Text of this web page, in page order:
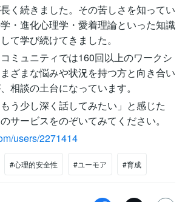
く続きました。その苦しさを知ってい
・進化心理学・愛着理論といった知識
て学び続けてきました。
ミュニティでは160回以上のワークシ
ざまな悩みや状況を持つ方と向き合い
相談の土台になっています。
う少し深く話してみたい」と感じた
サービスをのぞいてみてください。
users/2271414
#心理的安全性 #ユーモア #育成